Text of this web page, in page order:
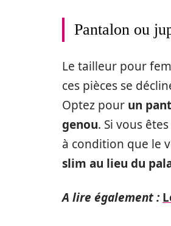
Pantalon ou
Le tailleur pour
ces pièces se
Optez pour un
genou. Si vous
à condition que le
slim au lieu du
A lire également :